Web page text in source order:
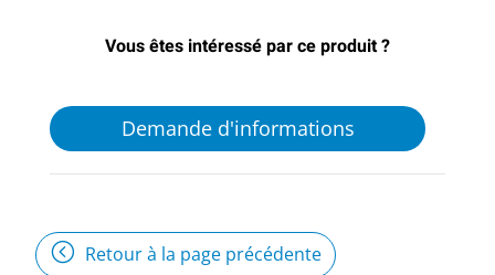
Vous êtes intéressé par ce produit ?
Demande d'informations
Retour à la page précédente